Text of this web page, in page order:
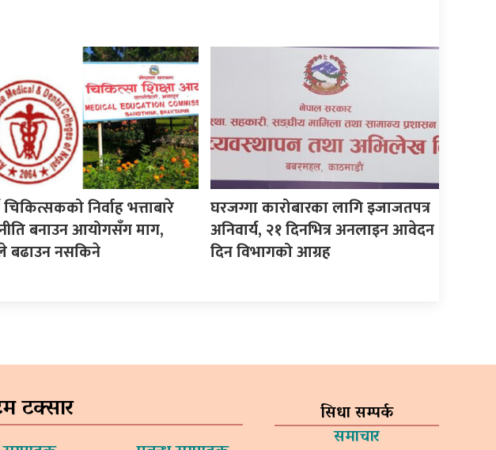
चिकित्सकको निर्वाह भत्ताबारे
नीति बनाउन आयोगसँग माग,
बढाउन नसकिने
घरजग्गा कारोबारका लागि इजाजतपत्र
अनिवार्य, २१ दिनभित्र अनलाइन आवेदन
दिन विभागको आग्रह
टक्सार सिधा सम्पर्क
समाचार